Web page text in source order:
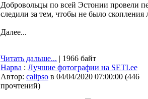
Добровольцы по всей Эстонии провели
следили за тем, чтобы не было скопления
Далее...
Читать дальше... | 1966 байт
Нарва : Лучшие фотографии на SETI.ee
Автор: calipso в 04/04/2020 07:00:00 (446
прочтений)